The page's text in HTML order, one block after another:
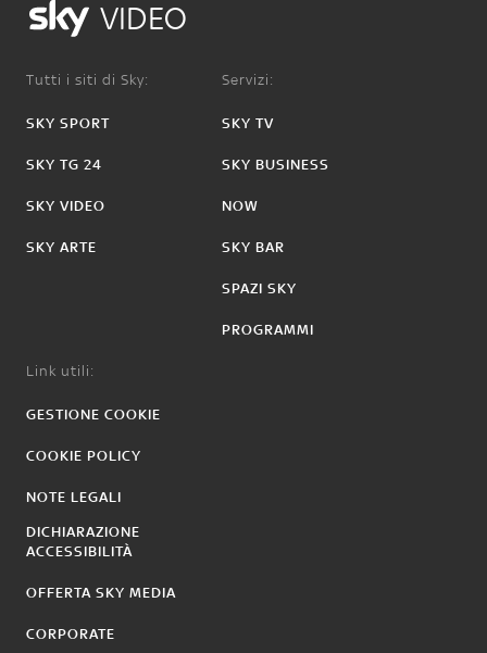
VIDEO
Tutti i siti di Sky:
SKY SPORT
SKY TG 24
SKY VIDEO
SKY ARTE
Servizi:
SKY TV
SKY BUSINESS
NOW
SKY BAR
SPAZI SKY
PROGRAMMI
Link utili:
GESTIONE COOKIE
COOKIE POLICY
NOTE LEGALI
DICHIARAZIONE
ACCESSIBILITÀ
OFFERTA SKY MEDIA
CORPORATE